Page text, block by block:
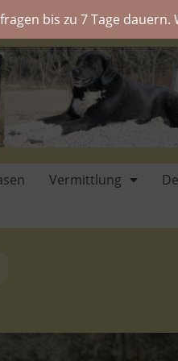
bis zu 7 Tage
Vermittlung